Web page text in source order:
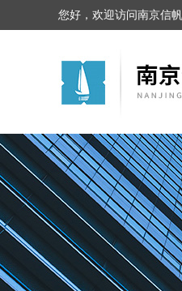
您好，欢迎访问南京信